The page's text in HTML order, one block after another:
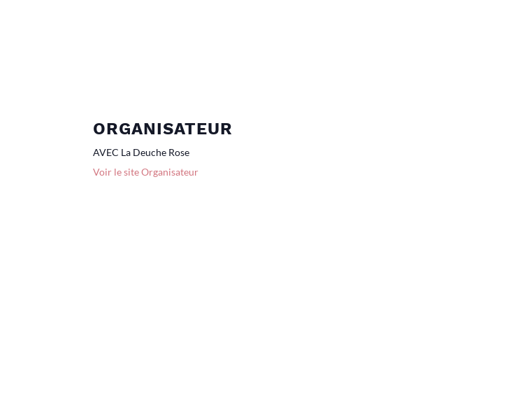
ORGANISATEUR
AVEC La Deuche Rose
Voir le site Organisateur